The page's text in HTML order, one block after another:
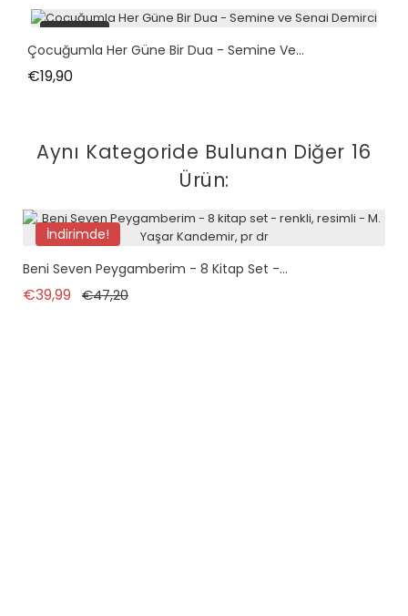
tükendi
Çocuğumla Her Güne Bir Dua - Semine Ve...
€19,90Fiyat
Aynı Kategoride Bulunan Diğer 16
Ürün:
İndirimde!
Paket
tükendi
Beni Seven Peygamberim - 8 Kitap Set -...
€39,99 Normal fiyat
€47,20Fiyat